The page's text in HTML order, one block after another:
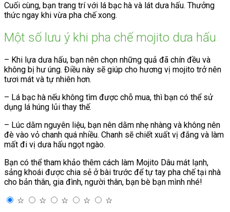
Cuối cùng, bạn trang trí với lá bạc hà và lát dưa hấu. Thưởng
thức ngay khi vừa pha chế xong.
Một số lưu ý khi pha chế mojito dưa hấu
– Khi lựa dưa hấu, bạn nên chọn những quả đã chín đều và
không bị hư úng. Điều này sẽ giúp cho hương vị mojito trở nên
tươi mát và tự nhiên hơn.
– Lá bạc hà nếu không tìm được chỗ mua, thì bạn có thể sử
dụng lá húng lủi thay thế.
– Lúc dằm nguyên liệu, bạn nên dằm nhẹ nhàng và không nên
đè vào vỏ chanh quá nhiều. Chanh sẽ chiết xuất vị đắng và làm
mất đi vị dưa hấu ngọt ngào.
Bạn có thể tham khảo thêm cách làm Mojito Dâu mát lạnh,
sảng khoái được chia sẻ ở bài trước để tự tay pha chế tại nhà
cho bản thân, gia đình, người thân, bạn bè bạn mình nhé!
☆
☆ ☆ ☆
☆